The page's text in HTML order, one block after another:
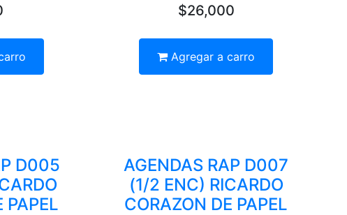
$26,000
Agregar a carro
D005
PAPEL
AGENDAS RAP D007
(1/2 ENC) RICARDO
CORAZON DE PAPEL